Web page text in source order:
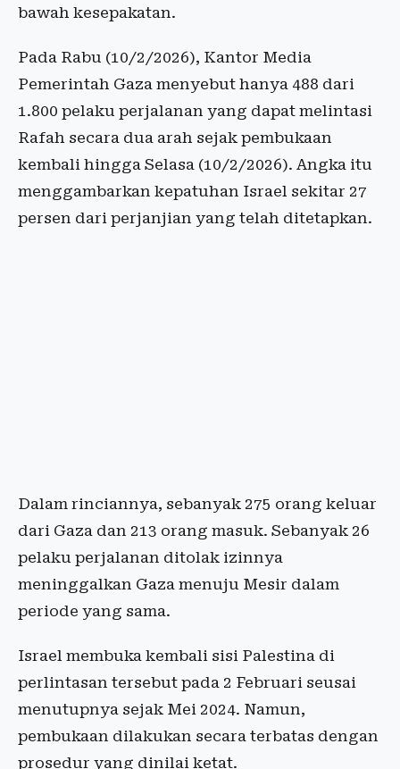
bawah kesepakatan.
Pada Rabu (10/2/2026), Kantor Media
Pemerintah Gaza menyebut hanya 488 dari
1.800 pelaku perjalanan yang dapat melintasi
Rafah secara dua arah sejak pembukaan
kembali hingga Selasa (10/2/2026). Angka itu
menggambarkan kepatuhan Israel sekitar 27
persen dari perjanjian yang telah ditetapkan.
Dalam rinciannya, sebanyak 275 orang keluar
dari Gaza dan 213 orang masuk. Sebanyak 26
pelaku perjalanan ditolak izinnya
meninggalkan Gaza menuju Mesir dalam
periode yang sama.
Israel membuka kembali sisi Palestina di
perlintasan tersebut pada 2 Februari seusai
menutupnya sejak Mei 2024. Namun,
pembukaan dilakukan secara terbatas dengan
prosedur yang dinilai ketat.